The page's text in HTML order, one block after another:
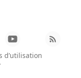
d’utilisation